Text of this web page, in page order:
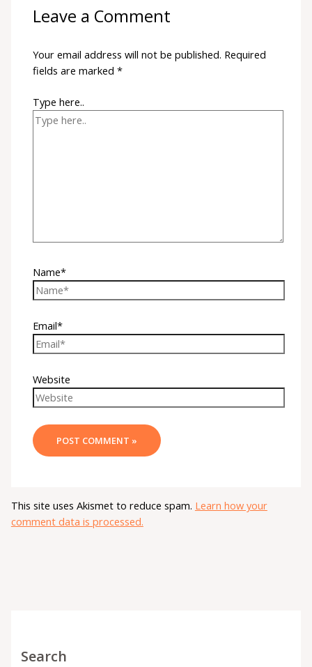
Leave a Comment
Your email address will not be published. Required
fields are marked*
Type here..
Name*
Email*
Website
This site uses Akismet to reduce spam. Learn how your
comment data is processed.
Search